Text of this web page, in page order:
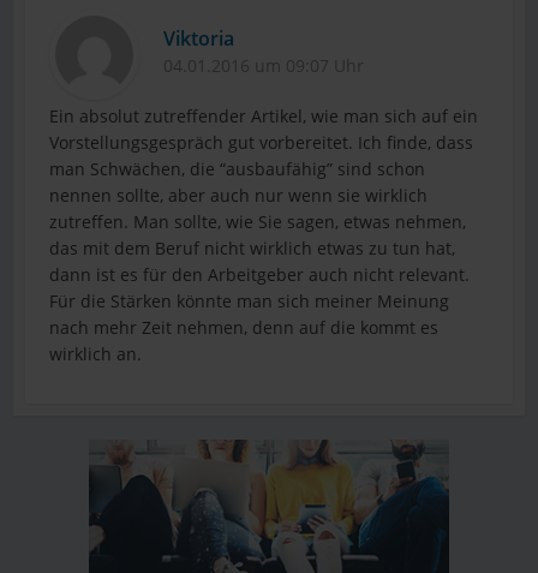
Viktoria
04.01.2016 um 09:07 Uhr
Ein absolut zutreffender Artikel, wie man sich auf ein
Vorstellungsgespräch gut vorbereitet. Ich finde, dass
man Schwächen, die “ausbaufähig” sind schon
nennen sollte, aber auch nur wenn sie wirklich
zutreffen. Man sollte, wie Sie sagen, etwas nehmen,
das mit dem Beruf nicht wirklich etwas zu tun hat,
dann ist es für den Arbeitgeber auch nicht relevant.
Für die Stärken könnte man sich meiner Meinung
nach mehr Zeit nehmen, denn auf die kommt es
wirklich an.